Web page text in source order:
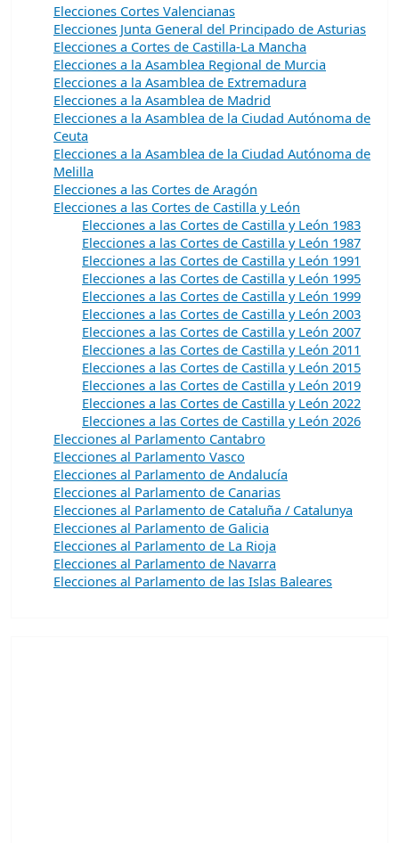
Elecciones Cortes Valencianas
Elecciones Junta General del Principado de Asturias
Elecciones a Cortes de Castilla-La Mancha
Elecciones a la Asamblea Regional de Murcia
Elecciones a la Asamblea de Extremadura
Elecciones a la Asamblea de Madrid
Elecciones a la Asamblea de la Ciudad Autónoma de
Ceuta
Elecciones a la Asamblea de la Ciudad Autónoma de
Melilla
Elecciones a las Cortes de Aragón
Elecciones a las Cortes de Castilla y León
Elecciones a las Cortes de Castilla y León 1983
Elecciones a las Cortes de Castilla y León 1987
Elecciones a las Cortes de Castilla y León 1991
Elecciones a las Cortes de Castilla y León 1995
Elecciones a las Cortes de Castilla y León 1999
Elecciones a las Cortes de Castilla y León 2003
Elecciones a las Cortes de Castilla y León 2007
Elecciones a las Cortes de Castilla y León 2011
Elecciones a las Cortes de Castilla y León 2015
Elecciones a las Cortes de Castilla y León 2019
Elecciones a las Cortes de Castilla y León 2022
Elecciones a las Cortes de Castilla y León 2026
Elecciones al Parlamento Cantabro
Elecciones al Parlamento Vasco
Elecciones al Parlamento de Andalucía
Elecciones al Parlamento de Canarias
Elecciones al Parlamento de Cataluña / Catalunya
Elecciones al Parlamento de Galicia
Elecciones al Parlamento de La Rioja
Elecciones al Parlamento de Navarra
Elecciones al Parlamento de las Islas Baleares